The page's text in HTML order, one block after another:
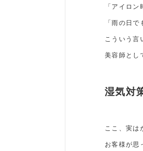
「アイロン
「雨の日で
こういう言
美容師とし
湿気対
ここ、実は
お客様が思